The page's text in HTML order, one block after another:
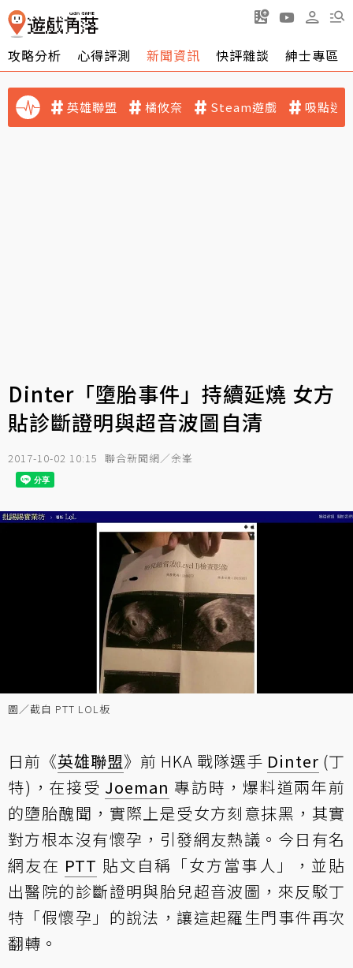
攻略分析 心得評測 新聞資訊 快評雜談 紳士專區
英雄聯盟 橘攸奈 Steam遊戲 吸點迷
Dinter「墮胎事件」持續延燒 女方
貼診斷證明與超音波圖自清
2017-10-02 10:15 聯合新聞網／余峯
圖／截自 PTT LOL板
日前《英雄聯盟》前 HKA 戰隊選手 Dinter (丁
特)，在接受 Joeman 專訪時，爆料道兩年前
的墮胎醜聞，實際上是受女方刻意抹黑，其實
對方根本沒有懷孕，引發網友熱議。今日有名
網友在 PTT 貼文自稱「女方當事人」，並貼
出醫院的診斷證明與胎兒超音波圖，來反駁丁
特「假懷孕」的說法，讓這起羅生門事件再次
翻轉。